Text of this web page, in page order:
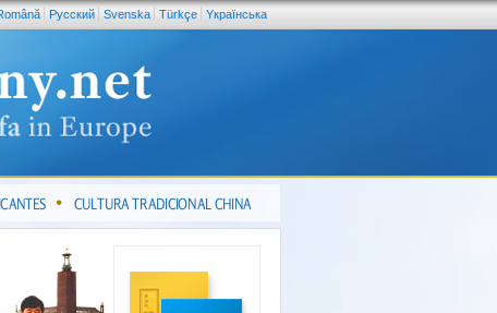
Pусский Svenska Türkçe Yкраїнська
CULTURA TRADICIONAL CHINA